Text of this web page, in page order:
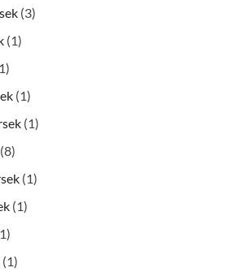
(3)
(1)
(1)
(1)
(8)
(1)
(1)
(1)